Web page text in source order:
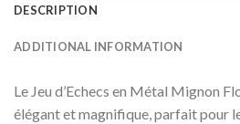
DESCRIPTION
ADDITIONAL INFORMATION
Le Jeu d’Echecs en Métal Mignon
élégant et magnifique, parfait pour